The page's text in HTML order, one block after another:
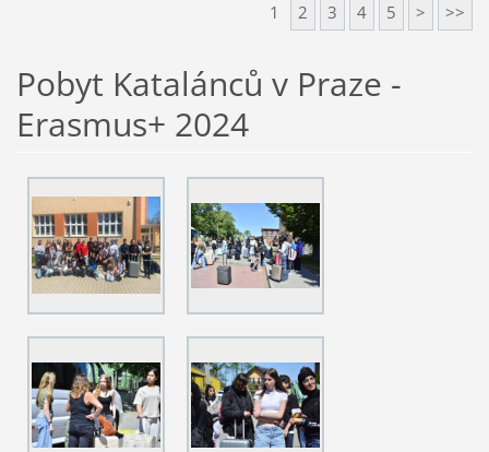
1 2 3 4 5 > >>
Pobyt Katalánců v Praze -
Erasmus+ 2024